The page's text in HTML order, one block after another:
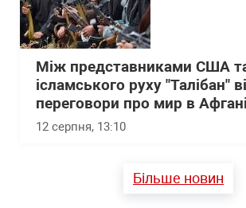
Між представниками США
ісламського руху "Талібан"
переговори про мир в
12 серпня, 13:10
Більше новин